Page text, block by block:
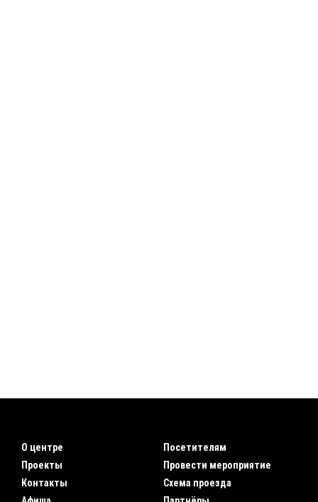
О центре
Проекты
Контакты
Посетителям
Провести мероприятие
Схема проезда